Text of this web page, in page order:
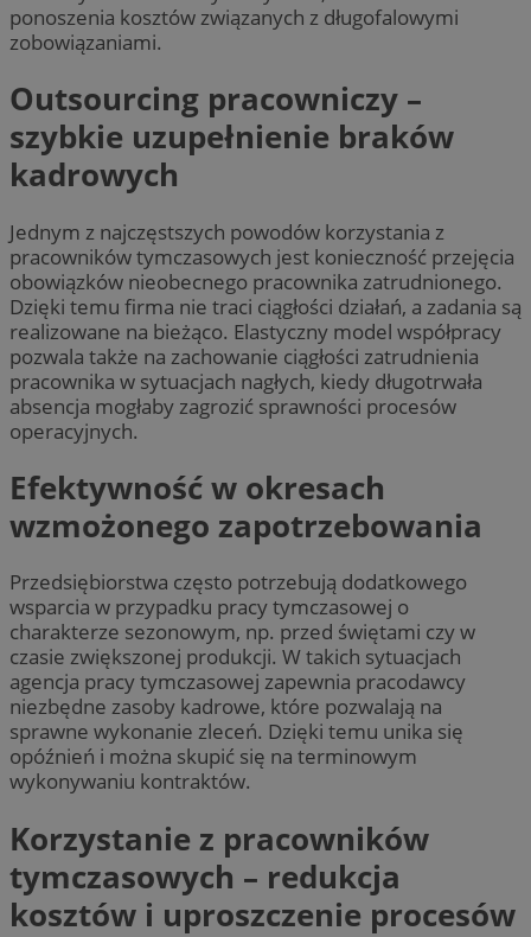
ponoszenia kosztów związanych z długofalowymi
zobowiązaniami.
Outsourcing pracowniczy –
szybkie uzupełnienie braków
kadrowych
Jednym z najczęstszych powodów korzystania z
pracowników tymczasowych jest konieczność przejęcia
obowiązków nieobecnego pracownika zatrudnionego.
Dzięki temu firma nie traci ciągłości działań, a zadania są
realizowane na bieżąco. Elastyczny model współpracy
pozwala także na zachowanie ciągłości zatrudnienia
pracownika w sytuacjach nagłych, kiedy długotrwała
absencja mogłaby zagrozić sprawności procesów
operacyjnych.
Efektywność w okresach
wzmożonego zapotrzebowania
Przedsiębiorstwa często potrzebują dodatkowego
wsparcia w przypadku pracy tymczasowej o
charakterze sezonowym, np. przed świętami czy w
czasie zwiększonej produkcji. W takich sytuacjach
agencja pracy tymczasowej zapewnia pracodawcy
niezbędne zasoby kadrowe, które pozwalają na
sprawne wykonanie zleceń. Dzięki temu unika się
opóźnień i można skupić się na terminowym
wykonywaniu kontraktów.
Korzystanie z pracowników
tymczasowych – redukcja
kosztów i uproszczenie procesów